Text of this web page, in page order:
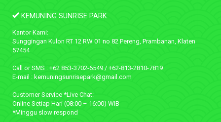
KEMUNING SUNRISE PARK
Kantor Kami:
Sunggingan Kulon RT 12 RW 01 no 82 Pereng, Prambanan, Klaten
57454
Call or SMS : +62 853-3702-6549 / +62-813-2810-7819
E-mail : kemuningsunrisepark@gmail.com
Customer Service *Live Chat:
Online Setiap Hari (08:00 – 16:00) WIB
*Minggu slow respond